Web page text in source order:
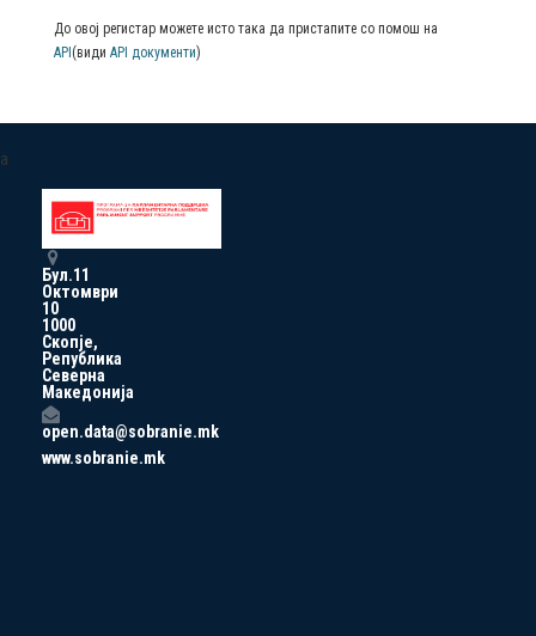
До овој регистар можете исто така да пристапите со помош на
API (види API документи)
a
Бул.11
Октомври
10
1000
Скопје,
Република
Северна
Македонија
open.data@sobranie.mk
www.sobranie.mk